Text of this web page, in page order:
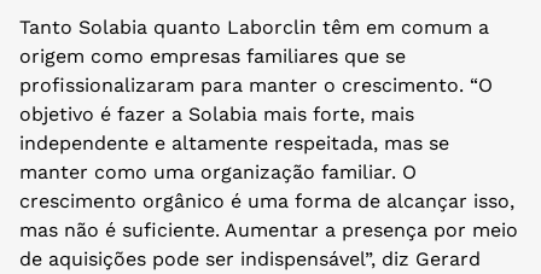
Tanto Solabia quanto Laborclin têm em comum a
origem como empresas familiares que se
profissionalizaram para manter o crescimento. “O
objetivo é fazer a Solabia mais forte, mais
independente e altamente respeitada, mas se
manter como uma organização familiar. O
crescimento orgânico é uma forma de alcançar isso,
mas não é suficiente. Aumentar a presença por meio
de aquisições pode ser indispensável”, diz Gerard